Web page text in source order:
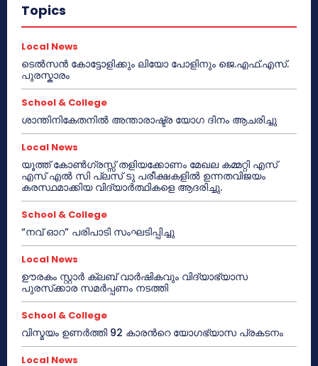
Topics
Local News
ടെൽസൻ കോട്ടോളിക്കും ലിയോ പോളിനും ജെ.എഫ്.എസ്.
പുരസ്കാരം
School & College
ശാന്തിനികേതനിൽ അന്താരാഷ്ട്ര യോഗ ദിനം ആചരിച്ചു
Local News
യൂത്ത് കോൺഗ്രസ്സ് തളിയക്കോണം മേഖല കമ്മറ്റി എസ്
എസ് എൽ സി പ്ലസ് ടു പരീക്ഷകളിൽ ഉന്നതവിജയം
കരസ്ഥമാക്കിയ വിദ്യാർത്ഥികളെ ആദരിച്ചു.
School & College
“നവ് ഓറ” പരിപാടി സംഘടിപ്പിച്ചു
Local News
ഊരകം സ്റ്റാർ ക്ലബ് വാർഷികവും വിദ്യാഭ്യാസ
പുരസ്‌ക്കാര സമർപ്പണം നടത്തി
School & College
വിസ്മയം ഉണർത്തി 92 കാരൻറെ യോഗഭ്യാസ പ്രകടനം
Local News